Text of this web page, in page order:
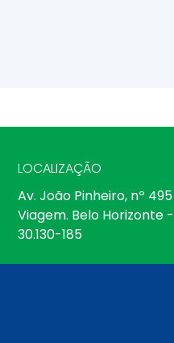
LOCALIZAÇÃO
Av. João Pinheiro, nº
Viagem. Belo Horizonte
30.130-185